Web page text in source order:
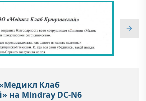
Клаб
на Mindray DC-N6